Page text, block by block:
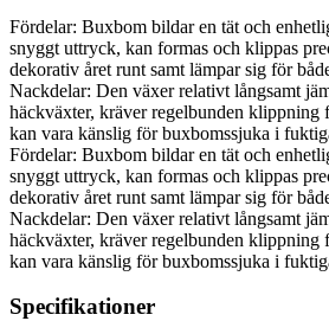
Fördelar: Buxbom bildar en tät och
snyggt uttryck, kan formas och klippas
dekorativ året runt samt lämpar sig för
Nackdelar: Den växer relativt långsamt
häckväxter, kräver regelbunden klippning
kan vara känslig för buxbomssjuka i
Fördelar: Buxbom bildar en tät och
snyggt uttryck, kan formas och klippas
dekorativ året runt samt lämpar sig för
Nackdelar: Den växer relativt långsamt
häckväxter, kräver regelbunden klippning
kan vara känslig för buxbomssjuka i
Specifikationer